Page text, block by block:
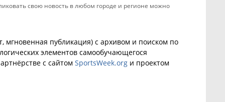
свою новость в любом городе и регионе можно
публикация) с архивом и поиском по
элементов самообучающегося
с сайтом SportsWeek.org и проектом